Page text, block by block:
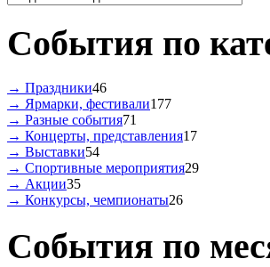
События по
→ Праздники46
→ Ярмарки, фестивали177
→ Разные события71
→ Концерты, представления17
→ Выставки54
→ Спортивные мероприятия29
→ Акции35
→ Конкурсы, чемпионаты26
События по